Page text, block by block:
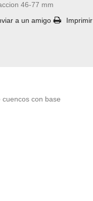
46-77 mm
a un amigo
Imprimir
con base